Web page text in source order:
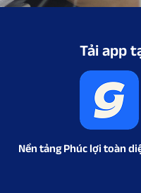
Tải app
Nền tảng Phúc lợi toàn